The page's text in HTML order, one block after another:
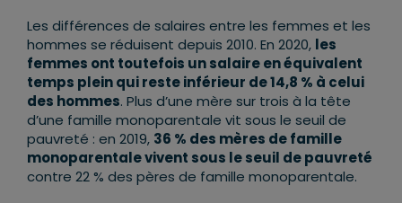
Les différences de salaires entre les femmes et les
hommes se réduisent depuis 2010. En 2020, les
femmes ont toutefois un salaire en équivalent
temps plein qui reste inférieur de 14,8 % à celui
des hommes. Plus d’une mère sur trois à la tête
d’une famille monoparentale vit sous le seuil de
pauvreté : en 2019, 36 % des mères de famille
monoparentale vivent sous le seuil de pauvreté
contre 22 % des pères de famille monoparentale.